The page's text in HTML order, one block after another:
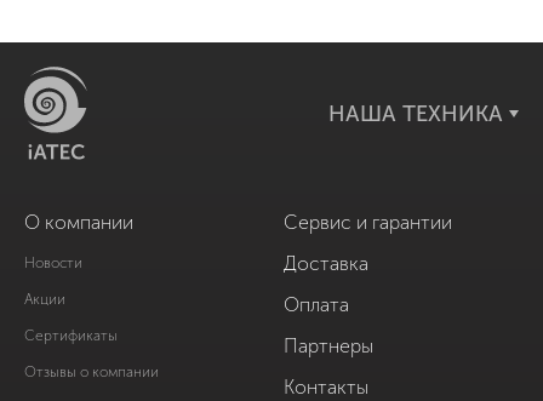
НАША ТЕХНИКА
О компании
Новости
Акции
Сертификаты
Отзывы о компании
Сервис и гарантии
Доставка
Оплата
Партнеры
Контакты